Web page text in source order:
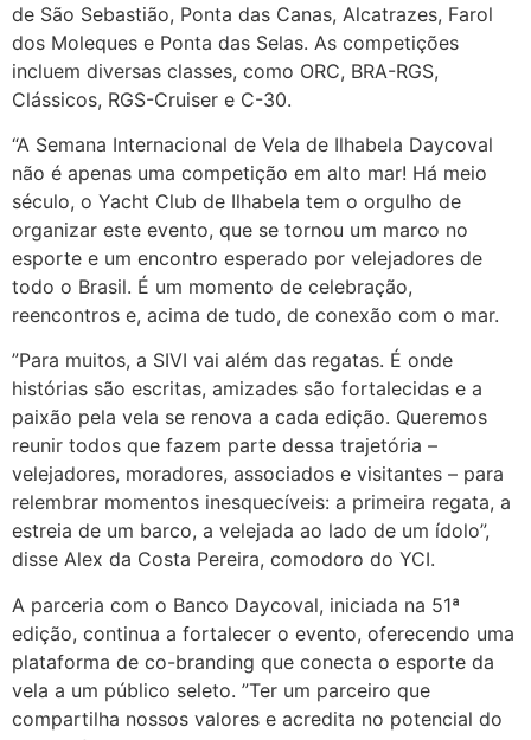
de São Sebastião, Ponta das Canas, Alcatrazes, Farol
dos Moleques e Ponta das Selas. As competições
incluem diversas classes, como ORC, BRA-RGS,
Clássicos, RGS-Cruiser e C-30.
“A Semana Internacional de Vela de Ilhabela Daycoval
não é apenas uma competição em alto mar! Há meio
século, o Yacht Club de Ilhabela tem o orgulho de
organizar este evento, que se tornou um marco no
esporte e um encontro esperado por velejadores de
todo o Brasil. É um momento de celebração,
reencontros e, acima de tudo, de conexão com o mar.
”Para muitos, a SIVI vai além das regatas. É onde
histórias são escritas, amizades são fortalecidas e a
paixão pela vela se renova a cada edição. Queremos
reunir todos que fazem parte dessa trajetória –
velejadores, moradores, associados e visitantes – para
relembrar momentos inesquecíveis: a primeira regata, a
estreia de um barco, a velejada ao lado de um ídolo”,
disse Alex da Costa Pereira, comodoro do YCI.
A parceria com o Banco Daycoval, iniciada na 51ª
edição, continua a fortalecer o evento, oferecendo uma
plataforma de co-branding que conecta o esporte da
vela a um público seleto. ”Ter um parceiro que
compartilha nossos valores e acredita no potencial do